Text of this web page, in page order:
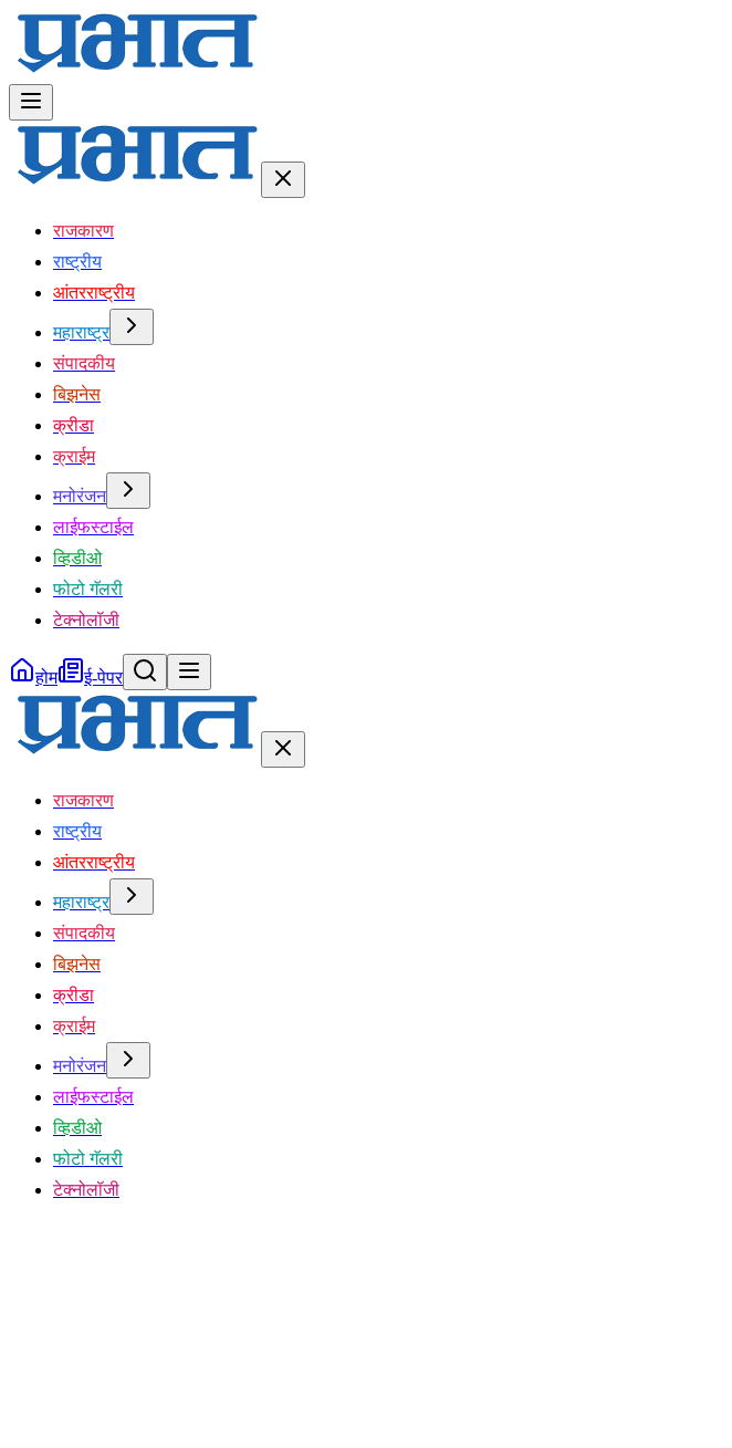
राजकारण
राष्ट्रीय
आंतरराष्ट्रीय
महाराष्ट्र
संपादकीय
बिझनेस
क्रीडा
क्राईम
मनोरंजन
लाईफस्टाईल
व्हिडीओ
फोटो गॅलरी
टेक्नोलॉजी
होम ई-पेपर
राजकारण
राष्ट्रीय
आंतरराष्ट्रीय
महाराष्ट्र
संपादकीय
बिझनेस
क्रीडा
क्राईम
मनोरंजन
लाईफस्टाईल
व्हिडीओ
फोटो गॅलरी
टेक्नोलॉजी